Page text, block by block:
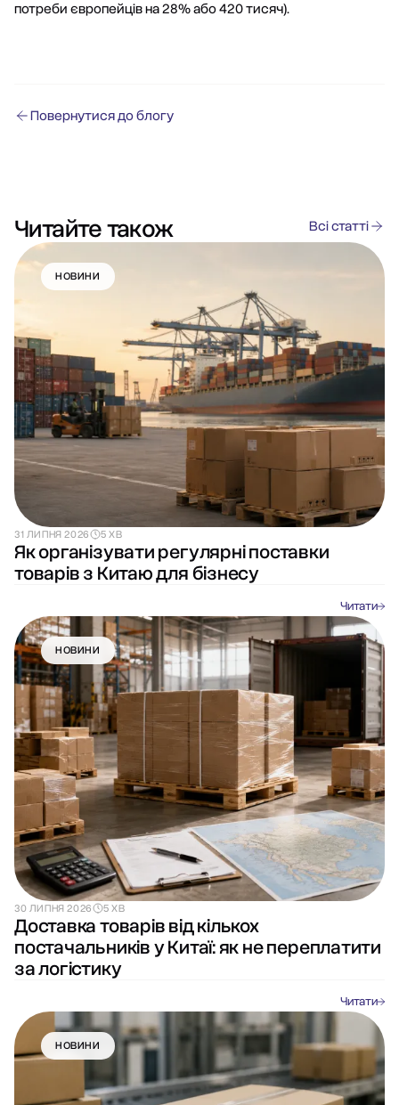
потреби європейців на 28% або 420 тисяч).
Повернутися до блогу
Читайте також Всі статті
НОВИНИ
31 ЛИПНЯ 2026 5 ХВ
Як організувати регулярні поставки
товарів з Китаю для бізнесу
Читати
НОВИНИ
30 ЛИПНЯ 2026 5 ХВ
Доставка товарів від кількох
постачальників у Китаї: як не переплатити
за логістику
Читати
НОВИНИ